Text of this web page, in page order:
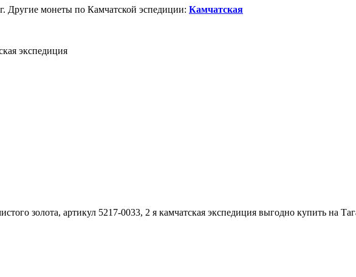
Другие монеты по Камчатской эспедиции: Камчатская
экспедиция
золота, артикул 5217-0033, 2 я камчатская экспедиция выгодно купить на